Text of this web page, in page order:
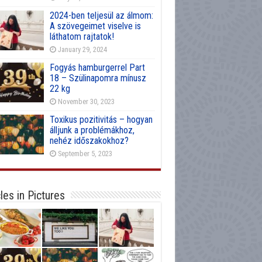
2024-ben teljesül az álmom:
A szövegeimet viselve is
láthatom rajtatok!
January 29, 2024
Fogyás hamburgerrel Part
18 – Szülinapomra mínusz
22 kg
November 30, 2023
Toxikus pozitivitás – hogyan
álljunk a problémákhoz,
nehéz időszakokhoz?
September 5, 2023
in Pictures